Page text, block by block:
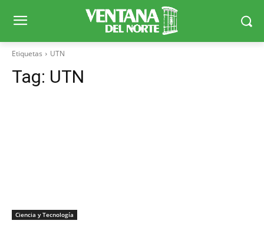
Etiquetas UTN
Tag: UTN
Ciencia y Tecnología